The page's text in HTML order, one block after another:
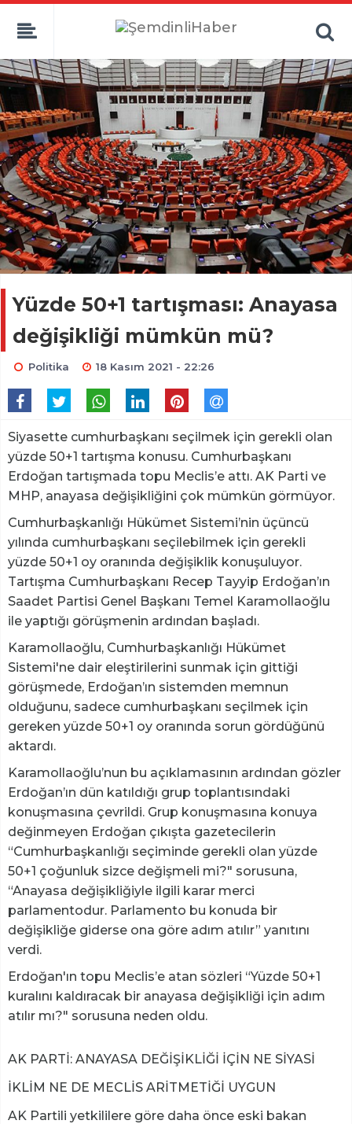
Yüzde 50+1 tartışması: Anayasa
değişikliği mümkün mü?
Politika 18 Kasım 2021 - 22:26
Siyasette cumhurbaşkanı seçilmek için gerekli olan
yüzde 50+1 tartışma konusu. Cumhurbaşkanı
Erdoğan tartışmada topu Meclis’e attı. AK Parti ve
MHP, anayasa değişikliğini çok mümkün görmüyor.
Cumhurbaşkanlığı Hükümet Sistemi’nin üçüncü
yılında cumhurbaşkanı seçilebilmek için gerekli
yüzde 50+1 oy oranında değişiklik konuşuluyor.
Tartışma Cumhurbaşkanı Recep Tayyip Erdoğan’ın
Saadet Partisi Genel Başkanı Temel Karamollaoğlu
ile yaptığı görüşmenin ardından başladı.
Karamollaoğlu, Cumhurbaşkanlığı Hükümet
Sistemi'ne dair eleştirilerini sunmak için gittiği
görüşmede, Erdoğan’ın sistemden memnun
olduğunu, sadece cumhurbaşkanı seçilmek için
gereken yüzde 50+1 oy oranında sorun gördüğünü
aktardı.
Karamollaoğlu’nun bu açıklamasının ardından gözler
Erdoğan’ın dün katıldığı grup toplantısındaki
konuşmasına çevrildi. Grup konuşmasına konuya
değinmeyen Erdoğan çıkışta gazetecilerin
“Cumhurbaşkanlığı seçiminde gerekli olan yüzde
50+1 çoğunluk sizce değişmeli mi?" sorusuna,
“Anayasa değişikliğiyle ilgili karar merci
parlamentodur. Parlamento bu konuda bir
değişikliğe giderse ona göre adım atılır” yanıtını
verdi.
Erdoğan'ın topu Meclis’e atan sözleri “Yüzde 50+1
kuralını kaldıracak bir anayasa değişikliği için adım
atılır mı?" sorusuna neden oldu.
AK PARTİ: ANAYASA DEĞİŞİKLİĞİ İÇİN NE SİYASİ
İKLİM NE DE MECLİS ARİTMETİĞİ UYGUN
AK Partili yetkililere göre daha önce eski bakan